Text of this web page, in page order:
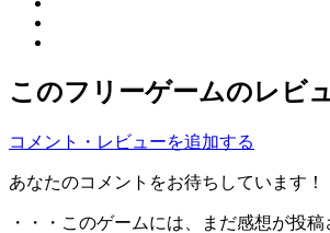
このフリーゲームのレビ
コメント・レビューを追加する
あなたのコメントをお待ちしています！
・・・このゲームには、まだ感想が投